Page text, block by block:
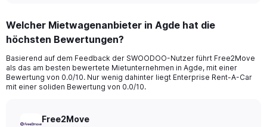
Range:
91
The
chart
has
Welcher Mietwagenanbieter in Agde hat die
höchsten Bewertungen?
Basierend auf dem Feedback der SWOODOO-Nutzer führt Free2Move
als das am besten bewertete Mietunternehmen in Agde, mit einer
Bewertung von 0.0/10. Nur wenig dahinter liegt Enterprise Rent-A-Car
mit einer soliden Bewertung von 0.0/10.
Free2Move